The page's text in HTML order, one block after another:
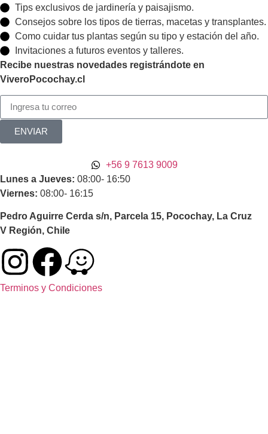
Tips exclusivos de jardinería y paisajismo.
Consejos sobre los tipos de tierras, macetas y transplantes.
Como cuidar tus plantas según su tipo y estación del año.
Invitaciones a futuros eventos y talleres.
Recibe nuestras novedades registrándote en
ViveroPocochay.cl
ENVIAR
+56 9 7613 9009
Lunes a Jueves: 08:00- 16:50
Viernes: 08:00- 16:15
Pedro Aguirre Cerda s/n, Parcela 15, Pocochay, La Cruz
V Región, Chile
Terminos y Condiciones